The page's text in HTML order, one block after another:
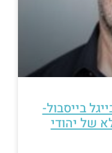
בייסבול-
של יהודי